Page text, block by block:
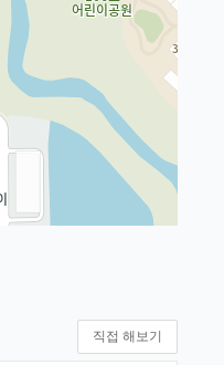
직접 해보기